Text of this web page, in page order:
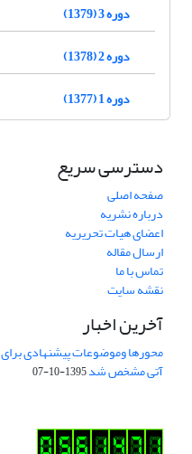
دوره 3 (1379)
دوره 2 (1378)
دوره 1 (1377)
دسترسی سریع
صفحه اصلی
درباره نشریه
اعضای هیات تحریریه
ارسال مقاله
تماس با ما
نقشه سایت
آخرین اخبار
محورها وموضوعات پیشنهادی
آتی مشخص شد1395-10-07